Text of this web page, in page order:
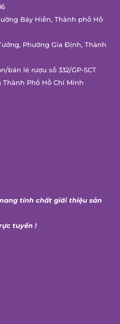
Bảy Hiền, Thành phố Hồ
Phường Gia Định, Thành
lẻ rượu số 332/GP-SCT
Phố Hồ Chí Minh
tính chất giới thiệu sản